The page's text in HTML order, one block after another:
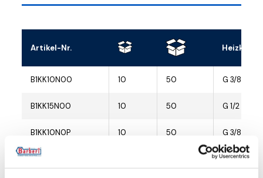
Artikel-Nr.
B1KK10N00 10 50 G 3/8 M
B1KK15N00 10 50 G 1/2 M
B1KK10N0P 10 50 G 3/8 M
B1KK15N0P G 1/2 M